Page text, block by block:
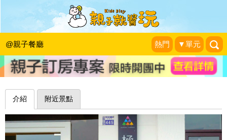
@親子餐廳 熱門 ▼單元
今夜星光多美好，適合以夜景來佐餐～
彰化極光森林
小玉兒趴趴走|2019-07-31
介紹 附近景點